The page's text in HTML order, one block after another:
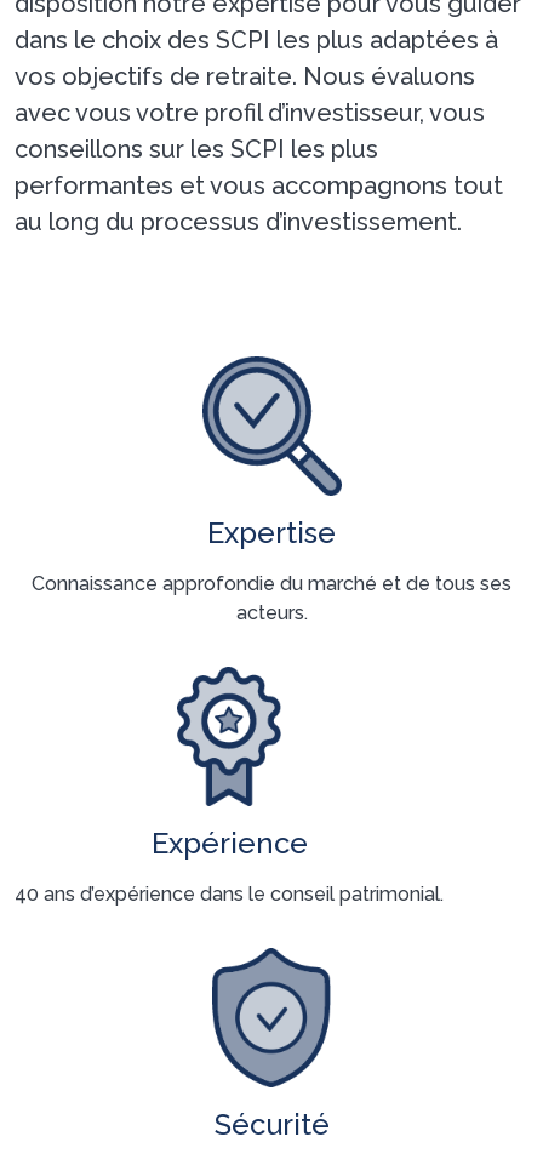
dans le choix des SCPI les plus adaptées à
vos objectifs de retraite. Nous évaluons
avec vous votre profil d’investisseur, vous
conseillons sur les SCPI les plus
performantes et vous accompagnons tout
au long du processus d’investissement.
Expertise
Connaissance approfondie du marché et de tous ses
acteurs.
Expérience
40 ans d’expérience dans le conseil patrimonial.
Sécurité